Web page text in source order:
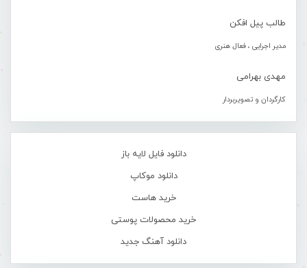
طالب پیل افکن
مدیر اجرایی ، فعال هنری
مهدی بهرامی
کارگردان و تصویربردار
دانلود فایل لایه باز
دانلود موکاپ
خرید هاست
خرید محصولات پوستی
دانلود آهنگ جدید